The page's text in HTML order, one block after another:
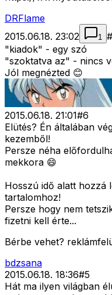
DRFlame
2015.06.18. 23:02
1 #
"kiadok" - egy szó
"szoktatva az" - nincs
Jól megnézted 😊
2015.06.18. 21:01#6
Elütés? Én általában
kezemből!
Persze néha
mekkora 😄
Hosszú idő alatt hozzá
tartalomhoz!
Persze hogy nem
fizetni kell érte...
Bérbe vehet?
bdzsana
2015.06.18. 18:36#5
Hát ma ilyen világban